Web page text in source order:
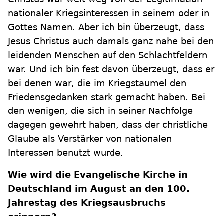
nationaler Kriegsinteressen in seinem oder in
Gottes Namen. Aber ich bin überzeugt, dass
Jesus Christus auch damals ganz nahe bei den
leidenden Menschen auf den Schlachtfeldern
war. Und ich bin fest davon überzeugt, dass er
bei denen war, die im Kriegstaumel den
Friedensgedanken stark gemacht haben. Bei
den wenigen, die sich in seiner Nachfolge
dagegen gewehrt haben, dass der christliche
Glaube als Verstärker von nationalen
Interessen benutzt wurde.
Wie wird die Evangelische Kirche in
Deutschland im August an den 100.
Jahrestag des Kriegsausbruchs